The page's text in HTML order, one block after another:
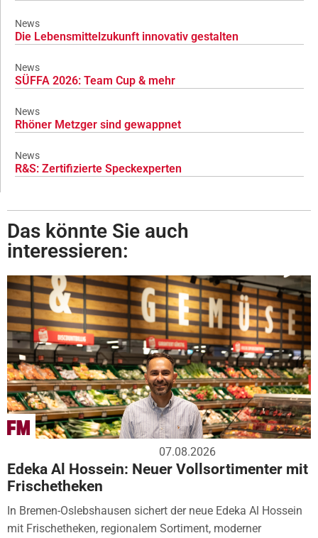
News
Die Lebensmittelzukunft innovativ gestalten
News
SÜFFA 2026: Team Cup & mehr
News
Rhöner Metzger sind gewappnet
News
R&S: Zertifizierte Speckexperten
Das könnte Sie auch
interessieren:
07.08.2026
Edeka Al Hossein: Neuer Vollsortimenter mit
Frischetheken
In Bremen-Oslebshausen sichert der neue Edeka Al Hossein
mit Frischetheken, regionalem Sortiment, moderner